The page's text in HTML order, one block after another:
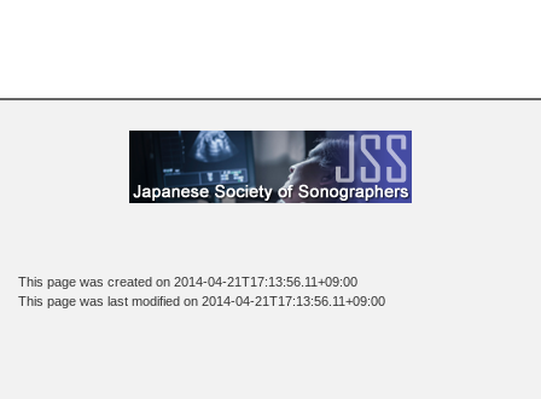
This page was created on 2014-04-21T17:13:56.11+09:00
This page was last modified on 2014-04-21T17:13:56.11+09:00